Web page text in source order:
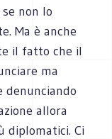
non lo
Ma è anche
il fatto che il
ma
denunciando
allora
diplomatici. Ci